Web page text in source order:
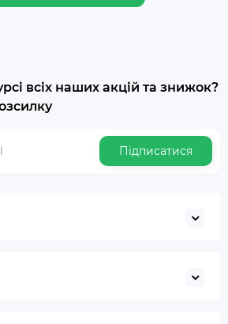
всіх наших акцій та знижок?
Підписатися